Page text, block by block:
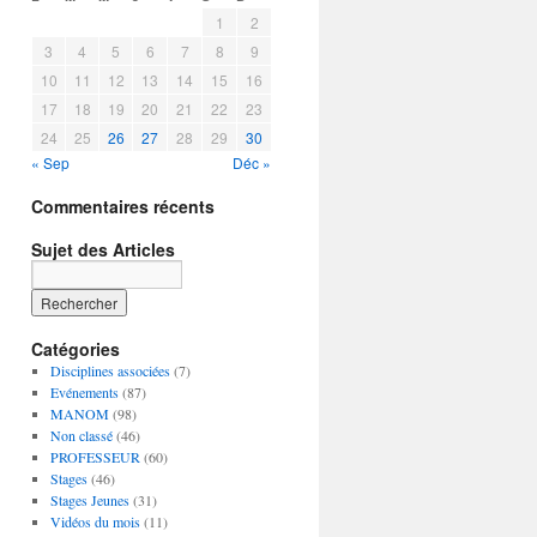
« Sep Déc »
1
2
3
4 5 6 7 8
9
10
11 12 13 14 15
16
17
18 19 20 21 22
23
24
25 26 27 28 29 30
Commentaires récents
Sujet des Articles
Catégories
Disciplines associées(7)
Evénements(87)
MANOM(98)
Non classé(46)
PROFESSEUR(60)
Stages(46)
Stages Jeunes(31)
Vidéos du mois(11)